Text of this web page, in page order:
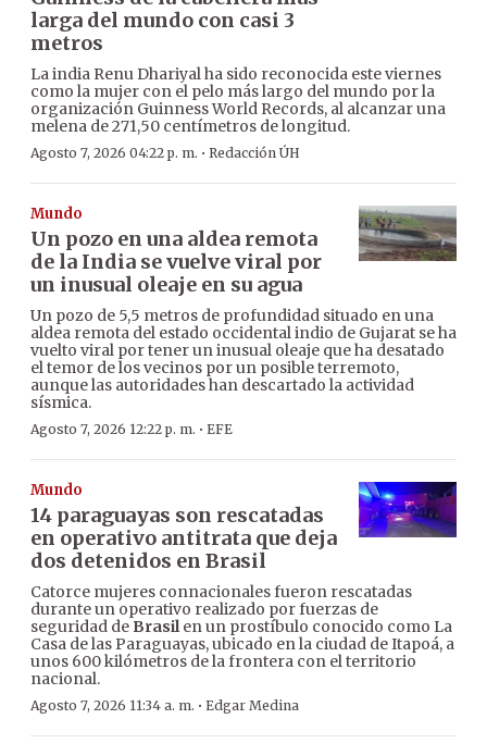
larga del mundo con casi 3
metros
La india Renu Dhariyal ha sido reconocida este viernes
como la mujer con el pelo más largo del mundo por la
organización Guinness World Records, al alcanzar una
melena de 271,50 centímetros de longitud.
Agosto 7, 2026 04:22 p. m. · Redacción ÚH
Mundo
Un pozo en una aldea remota
de la India se vuelve viral por
un inusual oleaje en su agua
Un pozo de 5,5 metros de profundidad situado en una
aldea remota del estado occidental indio de Gujarat se ha
vuelto viral por tener un inusual oleaje que ha desatado
el temor de los vecinos por un posible terremoto,
aunque las autoridades han descartado la actividad
sísmica.
Agosto 7, 2026 12:22 p. m. · EFE
Mundo
14 paraguayas son rescatadas
en operativo antitrata que deja
dos detenidos en Brasil
Catorce mujeres connacionales fueron rescatadas
durante un operativo realizado por fuerzas de
seguridad de Brasilen un prostíbulo conocido como La
Casa de las Paraguayas, ubicado en la ciudad de Itapoá, a
unos 600 kilómetros de la frontera con el territorio
nacional.
Agosto 7, 2026 11:34 a. m. · Edgar Medina